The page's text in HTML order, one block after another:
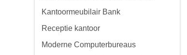
Kantoormeubilair Bank
Receptie kantoor
Moderne Computerbureaus